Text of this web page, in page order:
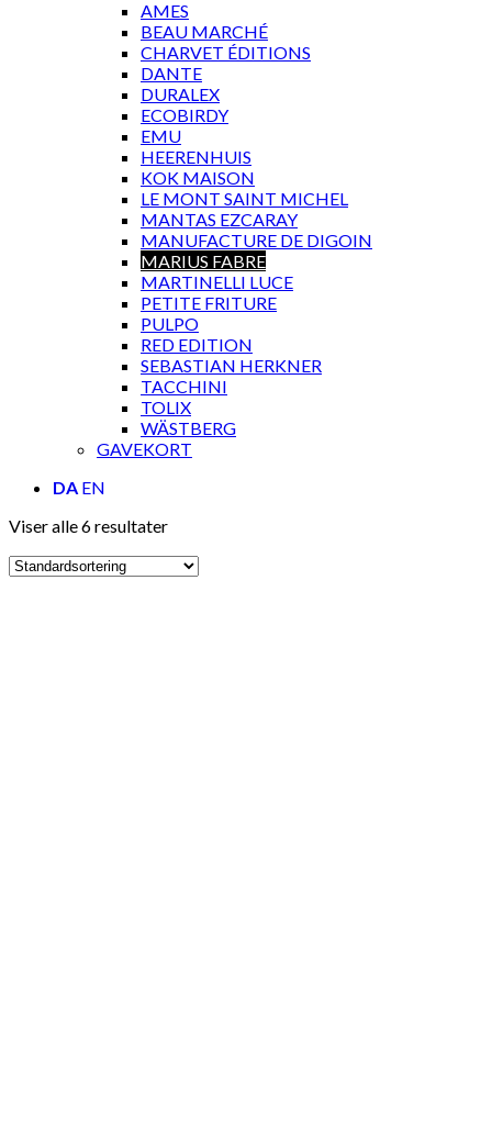
AMES
BEAU MARCHÉ
CHARVET ÉDITIONS
DANTE
DURALEX
ECOBIRDY
EMU
HEERENHUIS
KOK MAISON
LE MONT SAINT MICHEL
MANTAS EZCARAY
MANUFACTURE DE DIGOIN
MARIUS FABRE
MARTINELLI LUCE
PETITE FRITURE
PULPO
RED EDITION
SEBASTIAN HERKNER
TACCHINI
TOLIX
WÄSTBERG
GAVEKORT
DA EN
Viser alle 6 resultater